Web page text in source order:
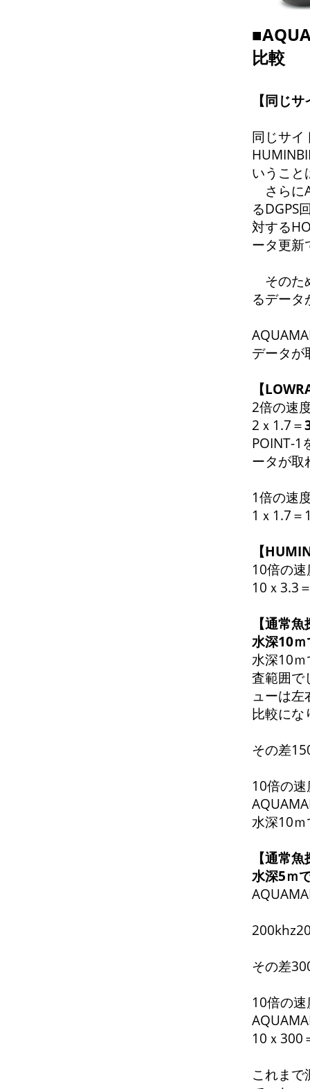
比較
【同じ
同じサイ
いうこと
さらに
るDGPS
対する
ータ更新
そのた
るデータ
データが
【
2倍の速
2ｘ1.7＝
POINT-1
ータが取
1倍の速
1ｘ1.7＝
【
10倍の
10ｘ3.3
【通常魚
水深10
水深10
査範囲
ューは左
比較にな
その差
10倍の
水深10
【通常
水深5ｍ
その差
10倍の
10ｘ300
これま